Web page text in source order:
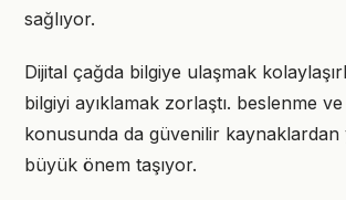
sağlıyor.
Dijital çağda bilgiye ulaşmak
bilgiyi ayıklamak zorlaştı. beslenme
konusunda da güvenilir
büyük önem taşıyor.